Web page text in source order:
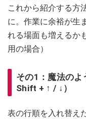
これから紹介する方
に。作業に余裕が生
れる場面も増えるか
用の場合）
その1：魔法の
Shift + ↑ / ↓）
表の行順を入れ替え